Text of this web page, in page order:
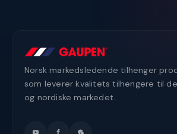
Norsk markedsledende tilhenger
som leverer kvalitets tilhengere til
og nordiske markedet.